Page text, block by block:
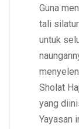
Guna
tali
untuk
Sholat
yang
Yayasan